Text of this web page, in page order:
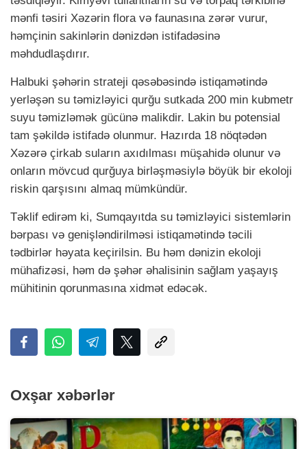
mənfi təsiri Xəzərin flora və faunasına zərər vurur,
həmçinin sakinlərin dənizdən istifadəsinə
məhdudlaşdırır.
Halbuki şəhərin strateji qəsəbəsində istiqamətində
yerləşən su təmizləyici qurğu sutkada 200 min kubmetr
suyu təmizləmək gücünə malikdir. Lakin bu potensial
tam şəkildə istifadə olunmur. Hazırda 18 nöqtədən
Xəzərə çirkab suların axıdılması müşahidə olunur və
onların mövcud qurğuya birləşməsiylə böyük bir ekoloji
riskin qarşısını almaq mümkündür.
Təklif edirəm ki, Sumqayıtda su təmizləyici sistemlərin
bərpası və genişləndirilməsi istiqamətində təcili
tədbirlər həyata keçirilsin. Bu həm dənizin ekoloji
mühafizəsi, həm də şəhər əhalisinin sağlam yaşayış
mühitinin qorunmasına xidmət edəcək.
Oxşar xəbərlər